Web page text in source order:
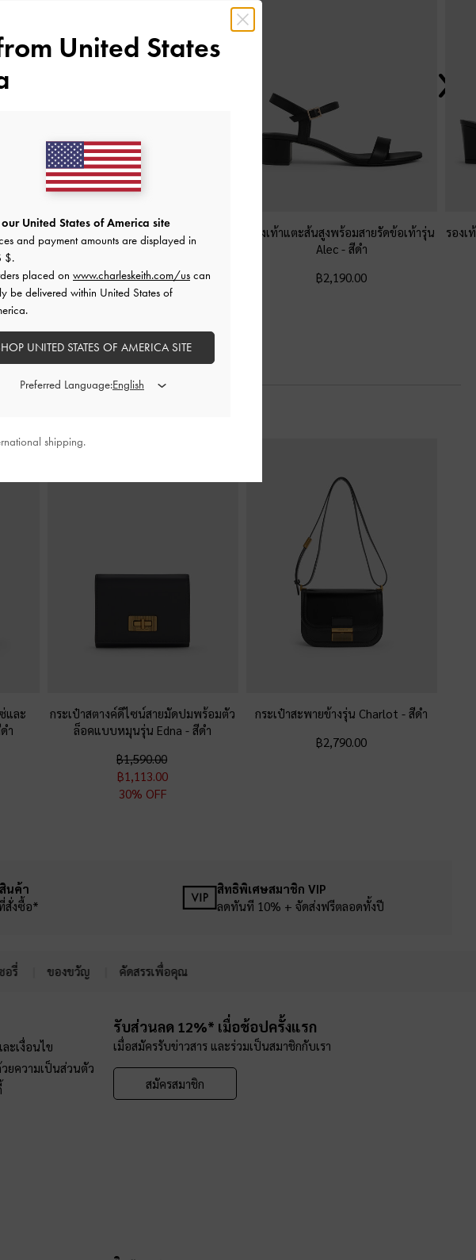
-สีดำ
รองเท้าแตะส้นสูงพร้อมสายรัดข้อเท้า
ดีไซน์หัวรองเท้าแบบเหลี่ยม
฿2,390.00
฿1,673.00
รองเท้าแตะส้นสูงพร้อมสายรัดข้อเท้ารุ่น
Alec - สีดำ
฿2,190.00
รองเ
และ
ำ
กระเป๋าสตางค์ดีไซน์สายมัดปมพร้อมตัว
ล็อคแบบหมุนรุ่น Edna-สีดำ
฿1,590.00
฿1,113.00
30% OFF
กระเป๋าสะพายข้างรุ่น Charlot-สีดำ
฿2,790.00
นค้า
สั่งซื้อ*
สิทธิพิเศษสมาชิก VIP
ลดทันที 10% + จัดส่งฟรีตลอดทั้งปี
อรี่ ของขวัญ คัดสรรเพื่อคุณ
ะเงื่อนไข
ยความเป็นส่วนตัว
รับส่วนลด 12%* เมื่อช้อปครั้งแรก
เมื่อสมัครรับข่าวสาร และร่วมเป็นสมาชิกกับเรา
สมัครสมาชิก
United States
United States of America site
and payment amounts are displayed in
$.
placed on www.charleskeith.com/us can
be delivered within United States of
UNITED STATES OF AMERICA SITE
Preferred Language:
shipping.